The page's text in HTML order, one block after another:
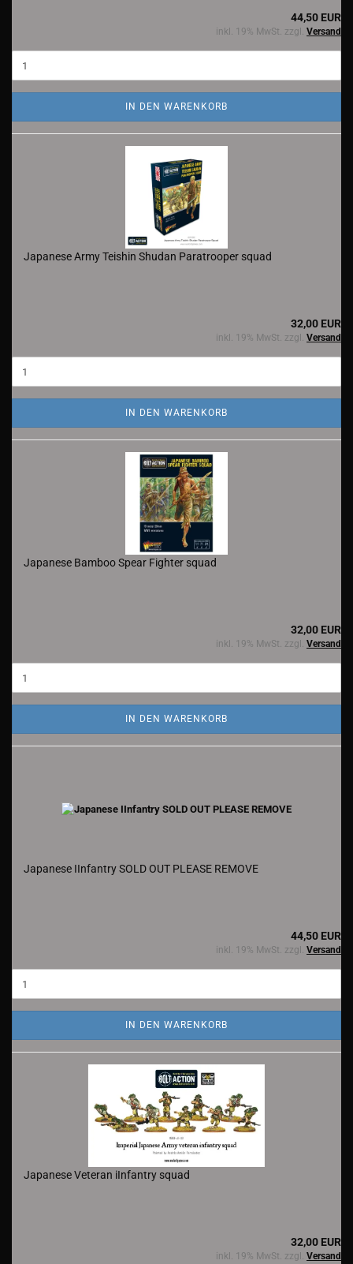
44,50 EUR
inkl. 19% MwSt. zzgl. Versand
IN DEN WARENKORB
Japanese Army Teishin Shudan Paratrooper squad
32,00 EUR
inkl. 19% MwSt. zzgl. Versand
IN DEN WARENKORB
Japanese Bamboo Spear Fighter squad
32,00 EUR
inkl. 19% MwSt. zzgl. Versand
IN DEN WARENKORB
Japanese IInfantry SOLD OUT PLEASE REMOVE
44,50 EUR
inkl. 19% MwSt. zzgl. Versand
IN DEN WARENKORB
Japanese Veteran iInfantry squad
32,00 EUR
inkl. 19% MwSt. zzgl. Versand